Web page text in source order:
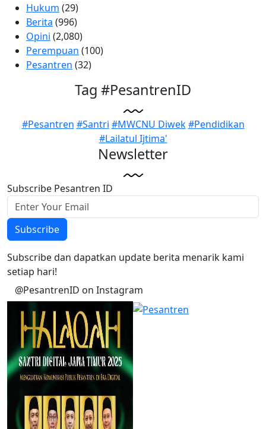
Hukum (29)
Berita (996)
Opini (2,080)
Perempuan (100)
Pesantren (32)
Tag #PesantrenID
#Pesantren #Santri #MWCNU Diwek #Pendidikan
#Lailatul Ijtima'
Newsletter
Subscribe Pesantren ID
Subscribe
Subscribe dan dapatkan update berita menarik kami
setiap hari!
@PesantrenID on Instagram